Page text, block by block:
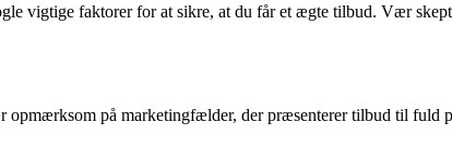
vigtige faktorer for at sikre, at du får et ægte tilbud. Vær
på marketingfælder, der præsenterer tilbud til fuld